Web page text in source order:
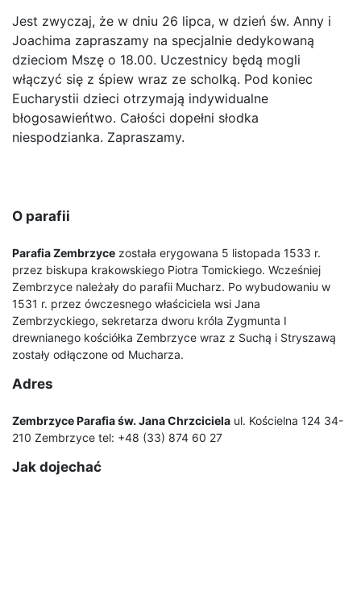
Jest zwyczaj, że w dniu 26 lipca, w dzień św. Anny i
Joachima zapraszamy na specjalnie dedykowaną
dzieciom Mszę o 18.00. Uczestnicy będą mogli
włączyć się z śpiew wraz ze scholką. Pod koniec
Eucharystii dzieci otrzymają indywidualne
błogosawieńtwo. Całości dopełni słodka
niespodzianka. Zapraszamy.
O parafii
Parafia Zembrzyce została erygowana 5 listopada 1533 r.
przez biskupa krakowskiego Piotra Tomickiego. Wcześniej
Zembrzyce należały do parafii Mucharz. Po wybudowaniu w
1531 r. przez ówczesnego właściciela wsi Jana
Zembrzyckiego, sekretarza dworu króla Zygmunta I
drewnianego kościółka Zembrzyce wraz z Suchą i Stryszawą
zostały odłączone od Mucharza.
Adres
Zembrzyce Parafia św. Jana Chrzciciela ul. Kościelna 124 34-
210 Zembrzyce tel: +48 (33) 874 60 27
Jak dojechać